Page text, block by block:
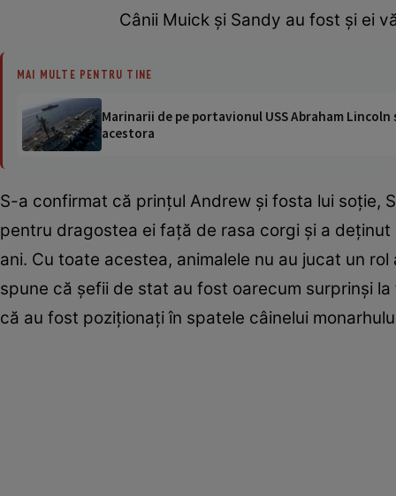
Cânii Muick şi Sandy au fost şi ei
MAI MULTE PENTRU TINE
Marinarii de pe portavionul USS Abraham
acestora
S-a confirmat că prinţul Andrew şi fosta lui soţie,
pentru dragostea ei faţă de rasa corgi şi a
ani. Cu toate acestea, animalele nu au jucat un
spune că şefii de stat au fost oarecum surprinşi
că au fost poziţionaţi în spatele câinelui